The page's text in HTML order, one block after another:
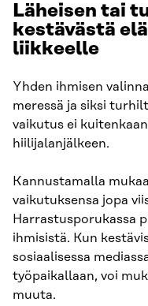
Läheisen tai
kestävästä
liikkeelle
Yhden ihmisen
meressä ja siksi
vaikutus ei
hiilijalanjälkeen.
Kannustamalla
vaikutuksensa jopa
Harrastusporukassa
ihmisistä. Kun
sosiaalisessa
työpaikallaan, voi
muuta.